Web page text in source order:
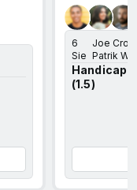
6
Sie
Joe Croft
Patrik
Handicap
(1.5)